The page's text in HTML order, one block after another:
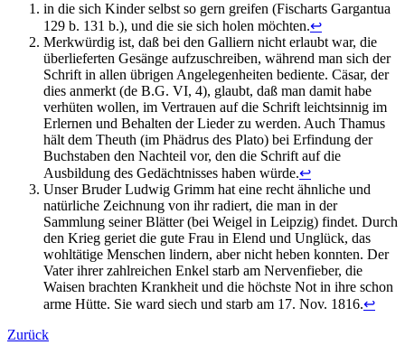
in die sich Kinder selbst so gern greifen (Fischarts Gargantua
129 b. 131 b.), und die sie sich holen möchten.↩
Merkwürdig ist, daß bei den Galliern nicht erlaubt war, die
überlieferten Gesänge aufzuschreiben, während man sich der
Schrift in allen übrigen Angelegenheiten bediente. Cäsar, der
dies anmerkt (de B.G. VI, 4), glaubt, daß man damit habe
verhüten wollen, im Vertrauen auf die Schrift leichtsinnig im
Erlernen und Behalten der Lieder zu werden. Auch Thamus
hält dem Theuth (im Phädrus des Plato) bei Erfindung der
Buchstaben den Nachteil vor, den die Schrift auf die
Ausbildung des Gedächtnisses haben würde.↩
Unser Bruder Ludwig Grimm hat eine recht ähnliche und
natürliche Zeichnung von ihr radiert, die man in der
Sammlung seiner Blätter (bei Weigel in Leipzig) findet. Durch
den Krieg geriet die gute Frau in Elend und Unglück, das
wohltätige Menschen lindern, aber nicht heben konnten. Der
Vater ihrer zahlreichen Enkel starb am Nervenfieber, die
Waisen brachten Krankheit und die höchste Not in ihre schon
arme Hütte. Sie ward siech und starb am 17. Nov. 1816.↩
Zurück